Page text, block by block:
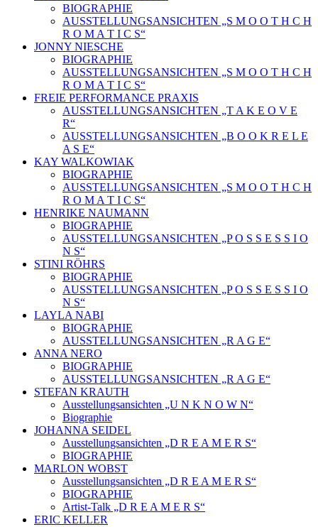
BIOGRAPHIE
AUSSTELLUNGSANSICHTEN „S M O O T H C H
R O M A T I C S“
JONNY NIESCHE
BIOGRAPHIE
AUSSTELLUNGSANSICHTEN „S M O O T H C H
R O M A T I C S“
FREIE PERFORMANCE PRAXIS
AUSSTELLUNGSANSICHTEN „T A K E O V E
R“
AUSSTELLUNGSANSICHTEN „B O O K R E L E
A S E“
KAY WALKOWIAK
BIOGRAPHIE
AUSSTELLUNGSANSICHTEN „S M O O T H C H
R O M A T I C S“
HENRIKE NAUMANN
BIOGRAPHIE
AUSSTELLUNGSANSICHTEN „P O S S E S S I O
N S“
STINI RÖHRS
BIOGRAPHIE
AUSSTELLUNGSANSICHTEN „P O S S E S S I O
N S“
LAYLA NABI
BIOGRAPHIE
AUSSTELLUNGSANSICHTEN „R A G E“
ANNA NERO
BIOGRAPHIE
AUSSTELLUNGSANSICHTEN „R A G E“
STEFAN KRAUTH
Ausstellungsansichten „U N K N O W N“
Biographie
JOHANNA SEIDEL
Ausstellungsansichten „D R E A M E R S“
BIOGRAPHIE
MARLON WOBST
Ausstellungsansichten „D R E A M E R S“
BIOGRAPHIE
Artist-Talk „D R E A M E R S“
ERIC KELLER